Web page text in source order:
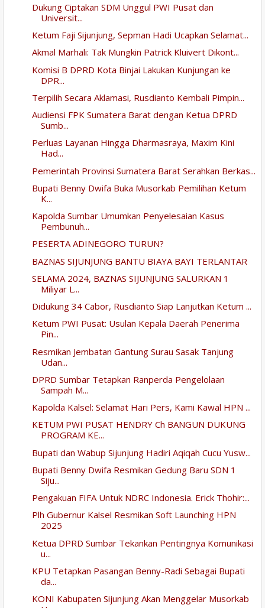
Dukung Ciptakan SDM Unggul PWI Pusat dan
Universit...
Ketum Faji Sijunjung, Sepman Hadi Ucapkan Selamat...
Akmal Marhali: Tak Mungkin Patrick Kluivert Dikont...
Komisi B DPRD Kota Binjai Lakukan Kunjungan ke
DPR...
Terpilih Secara Aklamasi, Rusdianto Kembali Pimpin...
Audiensi FPK Sumatera Barat dengan Ketua DPRD
Sumb...
Perluas Layanan Hingga Dharmasraya, Maxim Kini
Had...
Pemerintah Provinsi Sumatera Barat Serahkan Berkas...
Bupati Benny Dwifa Buka Musorkab Pemilihan Ketum
K...
Kapolda Sumbar Umumkan Penyelesaian Kasus
Pembunuh...
PESERTA ADINEGORO TURUN?
BAZNAS SIJUNJUNG BANTU BIAYA BAYI TERLANTAR
SELAMA 2024, BAZNAS SIJUNJUNG SALURKAN 1
Miliyar L...
Didukung 34 Cabor, Rusdianto Siap Lanjutkan Ketum ...
Ketum PWI Pusat: Usulan Kepala Daerah Penerima
Pin...
Resmikan Jembatan Gantung Surau Sasak Tanjung
Udan...
DPRD Sumbar Tetapkan Ranperda Pengelolaan
Sampah M...
Kapolda Kalsel: Selamat Hari Pers, Kami Kawal HPN ...
KETUM PWI PUSAT HENDRY Ch BANGUN DUKUNG
PROGRAM KE...
Bupati dan Wabup Sijunjung Hadiri Aqiqah Cucu Yusw...
Bupati Benny Dwifa Resmikan Gedung Baru SDN 1
Siju...
Pengakuan FIFA Untuk NDRC Indonesia. Erick Thohir:...
Plh Gubernur Kalsel Resmikan Soft Launching HPN
2025
Ketua DPRD Sumbar Tekankan Pentingnya Komunikasi
u...
KPU Tetapkan Pasangan Benny-Radi Sebagai Bupati
da...
KONI Kabupaten Sijunjung Akan Menggelar Musorkab